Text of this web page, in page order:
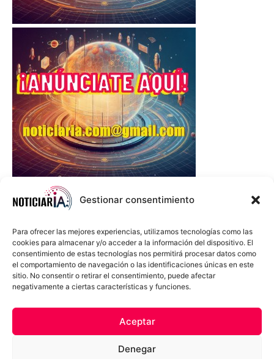
Gestionar consentimiento
Para ofrecer las mejores experiencias, utilizamos tecnologías como las
cookies para almacenar y/o acceder a la información del dispositivo. El
consentimiento de estas tecnologías nos permitirá procesar datos como
el comportamiento de navegación o las identificaciones únicas en este
sitio. No consentir o retirar el consentimiento, puede afectar
negativamente a ciertas características y funciones.
Aceptar
Denegar
Política de cookies
Términos y Condiciones
Aviso Sobre el Uso de IA
Compromiso Ético con la IA
Propiedad Intelectual